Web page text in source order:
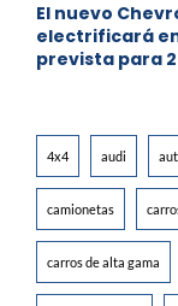
El nuevo
electrificará
prevista para
4x4 audi
camionetas
carros de alta gama